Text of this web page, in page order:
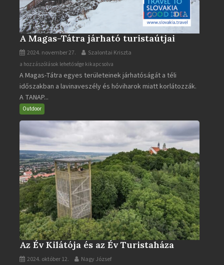
A Magas-Tátra járható turistaútjai
2024. november 27. Szalontai Kriszta
A
Magas-
Tátra
járható
turistaútjai
a hozzászólások lehetősége kikapcsolva
A Magas-Tátra egyes területeinek járhatóságát a téli
időszakban a lavinaveszély és hóviharok miatt korlátozzák.
A TANAP...
Outdoor
Az Év Kilátója és az Év Turistaháza
2024. október 12. Nagy József